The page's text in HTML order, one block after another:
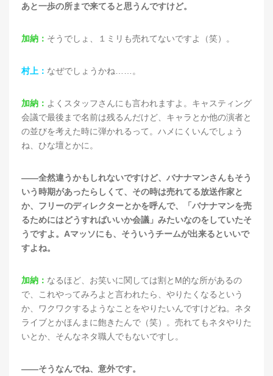
あと一歩の所まで来てると思うんですけど。
加納： そうでしょ、１ミリも売れてないですよ（笑）。
村上： なぜでしょうかね……。
加納： よくスタッフさんにも言われますよ。キャスティング
会議で最後まで名前は残るんだけど、キャラとか他の演者と
の並びを考えた時に弾かれるって。ハメにくいんでしょう
ね、ひな壇とかに。
——全然違うかもしれないですけど、バナナマンさんもそう
いう時期があったらしくて、その時は売れてる放送作家と
か、フリーのディレクターとかを呼んで、「バナナマンを売
るためにはどうすればいいか会議」みたいなのをしていたそ
うですよ。Aマッソにも、そういうチームが出来るといいで
すよね。
加納： なるほど、お笑いに関しては割とM的な所があるの
で、これやってみろよと言われたら、やりたくなるという
か、ワクワクするようなことをやりたいんですけどね。ネタ
ライブとかほんまに飽きたんで（笑）。売れてもネタやりた
いとか、そんなネタ職人でもないですし。
——そうなんでね、意外です。